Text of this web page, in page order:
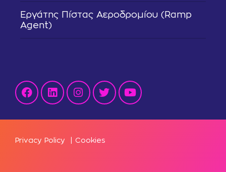
Εργάτης Πίστας Αεροδρομίου (Ramp
Agent)
Privacy Policy | Cookies